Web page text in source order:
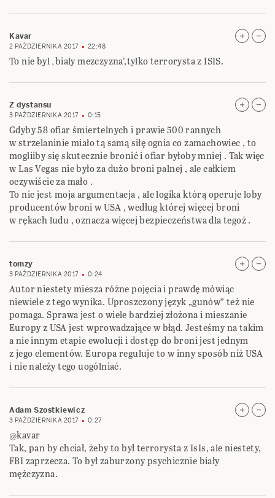
Kavar
2 PAŹDZIERNIKA 2017 22:48
To nie byl ‚bialy mezczyzna’,tylko terrorysta z ISIS.
Z dystansu
3 PAŹDZIERNIKA 2017 0:15
Gdyby 58 ofiar śmiertelnych i prawie 500 rannych
w strzelaninie miało tą samą siłę ognia co zamachowiec , to
mogliiby się skutecznie bronić i ofiar byłoby mniej . Tak więc
w Las Vegas nie było za dużo broni palnej , ale całkiem
oczywiście za mało .
To nie jest moja argumentacja , ale logika którą operuje loby
producentów broni w USA , według której więcej broni
w rękach ludu , oznacza więcej bezpieczeństwa dla tegoż .
tomzy
3 PAŹDZIERNIKA 2017 0:24
Autor niestety miesza różne pojęcia i prawdę mówiąc
niewiele z tego wynika. Uproszczony język „gunów” też nie
pomaga. Sprawa jest o wiele bardziej złożona i mieszanie
Europy z USA jest wprowadzające w błąd. Jesteśmy na takim
a nie innym etapie ewolucji i dostęp do broni jest jednym
z jego elementów. Europa reguluje to w inny sposób niż USA
i nie należy tego uogólniać.
Adam Szostkiewicz
3 PAŹDZIERNIKA 2017 0:27
@kavar
Tak, pan by chciał, żeby to był terrorysta z IsIs, ale niestety,
FBI zaprzecza. To był zaburzony psychicznie biały
mężczyzna.